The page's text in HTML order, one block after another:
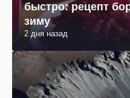
быстро: рецепт
зиму
2 дня назад